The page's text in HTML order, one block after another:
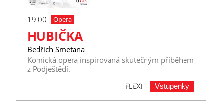
19:00 Opera
HUBIČKA
Bedřich Smetana
Komická opera inspirovaná skutečným příběhem
z Podještědí.
Vstupenky
FLEXI